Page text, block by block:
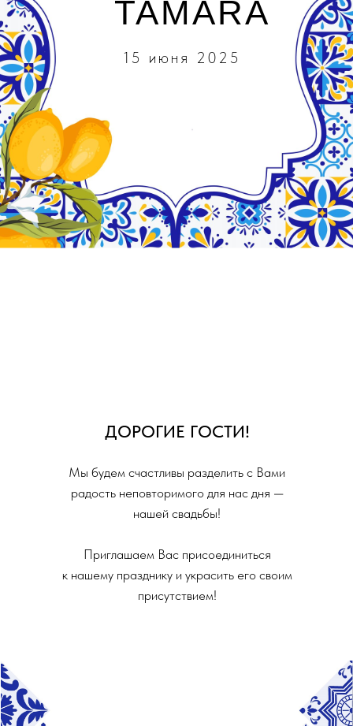
TAMARA
15 июня 2025
Мы будем счастливы разделить с Вами
радость неповторимого для нас дня —
нашей свадьбы!
Приглашаем Вас присоединиться
к нашему празднику и украсить его своим
присутствием!
ДОРОГИЕ ГОСТИ!